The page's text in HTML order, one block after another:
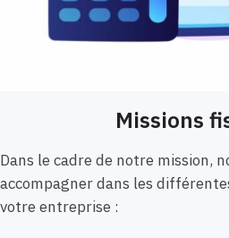
Missions
Dans le cadre de notre mission,
accompagner dans les
votre entreprise :